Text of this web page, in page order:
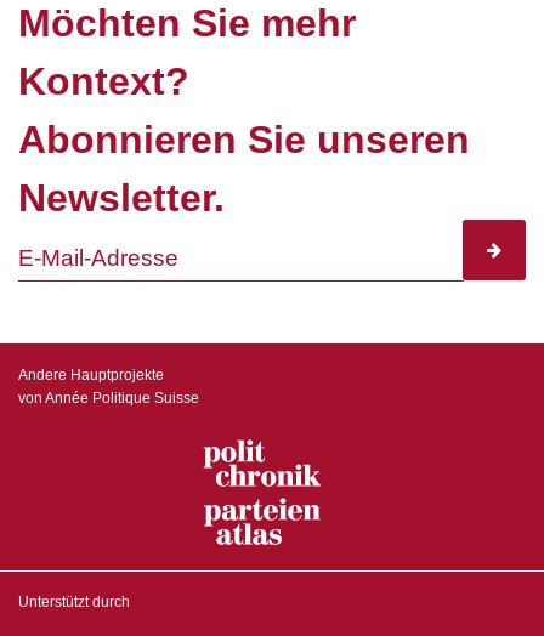
Möchten Sie mehr
Kontext?
Abonnieren Sie unseren
Newsletter.
Andere Hauptprojekte
von Année Politique Suisse
Unterstützt durch